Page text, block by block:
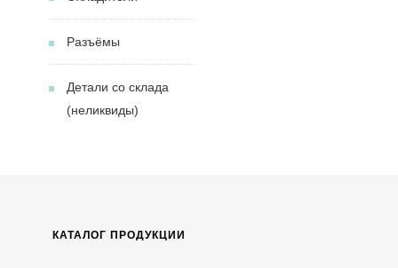
Разъёмы
Детали со склада
(неликвиды)
КАТАЛОГ ПРОДУКЦИИ